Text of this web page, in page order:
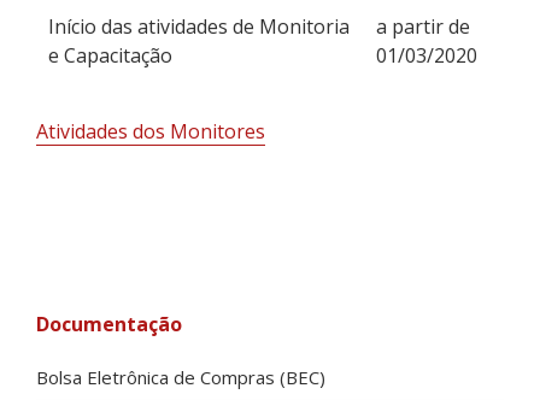
Início das atividades de Monitoria
e Capacitação
a partir de
01/03/2020
Atividades dos Monitores
Documentação
Bolsa Eletrônica de Compras (BEC)